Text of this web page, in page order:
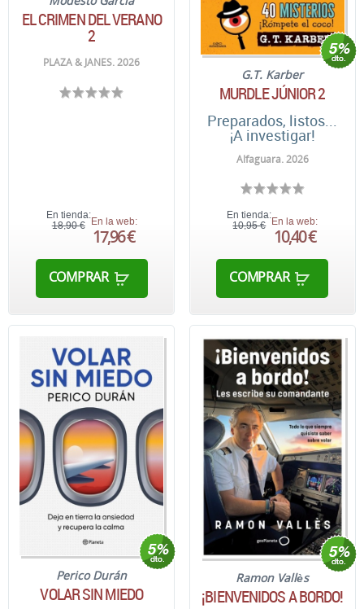
EL CRIMEN DEL VERANO
2
PLAZA & JANES. 2026
En tienda:
18,90 € En la web:
17,96 €
COMPRAR
G.T. Karber
MURDLE JÚNIOR 2
Preparados, listos...
¡A investigar!
Alfaguara. 2026
En tienda:
10,95 € En la web:
10,40 €
COMPRAR
Perico Durán
VOLAR SIN MIEDO
Ramon Vallès
¡BIENVENIDOS A BORDO!